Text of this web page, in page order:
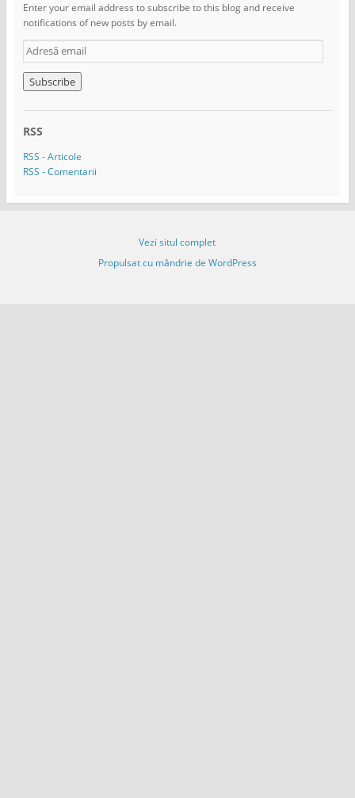
Enter your email address to subscribe to this blog and receive
notifications of new posts by email.
A
d
r
e
s
e
m
a
RSS
RSS - Articole
RSS - Comentarii
Vezi situl complet
Propulsat cu mândrie de WordPress